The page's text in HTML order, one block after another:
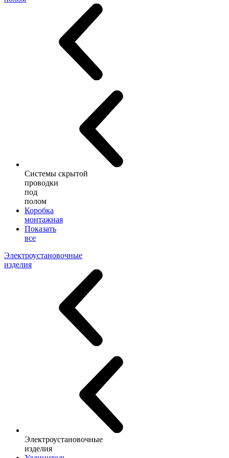
Системы скрытой
проводки
под
полом
Коробка
монтажная
Показать
все
Электроустановочные
изделия
Электроустановочные
изделия